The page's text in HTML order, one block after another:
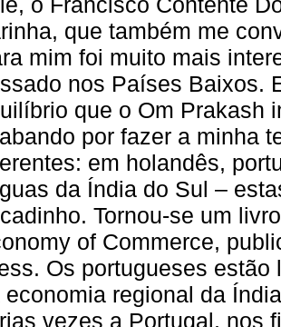
que também me
mim foi muito mais
nos Países Baixos.
que o Om Prakash
por fazer a minha
em holandês,
da Índia do Sul –
Tornou-se um
of Commerce,
Os portugueses
economia regional da
vezes a Portugal, nos